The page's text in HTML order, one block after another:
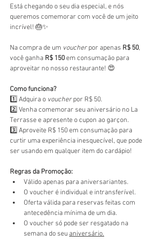
Está chegando o seu dia especial, e nós
queremos comemorar com você de um jeito
incrível! 🎂✨
Na compra de um voucher por apenas R$ 50,
você ganha R$ 150 em consumação para
aproveitar no nosso restaurante! 😍
Como funciona?
1️⃣ Adquira o voucher por R$ 50.
2️⃣ Venha comemorar seu aniversário no La
Terrasse e apresente o cupon ao garçon.
3️⃣ Aproveite R$ 150 em consumação para
curtir uma experiência inesquecível, que pode
ser usando em qualquer item do cardápio!
Regras da Promoção:
Válido apenas para aniversariantes.
O voucher é individual e intransferível.
Oferta válida para reservas feitas com
antecedência mínima de um dia.
O voucher só pode ser resgatado na
semana do seu aniversário.